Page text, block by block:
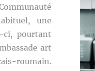
une
ci, pourtant
art
roumain.